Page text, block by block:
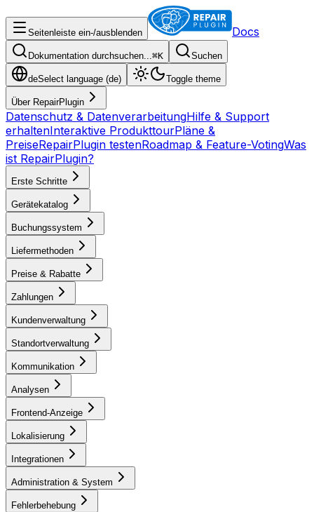
Seitenleiste ein-/ausblenden Docs
Dokumentation durchsuchen...⌘K Suchen
deSelect language (de) Toggle theme
Über RepairPlugin
Datenschutz & DatenverarbeitungHilfe & Support
erhaltenInteraktive ProdukttourPläne &
PreiseRepairPlugin testenRoadmap & Feature-VotingWas
ist RepairPlugin?
Erste Schritte
Gerätekatalog
Buchungssystem
Liefermethoden
Preise & Rabatte
Zahlungen
Kundenverwaltung
Standortverwaltung
Kommunikation
Analysen
Frontend-Anzeige
Lokalisierung
Integrationen
Administration & System
Fehlerbehebung